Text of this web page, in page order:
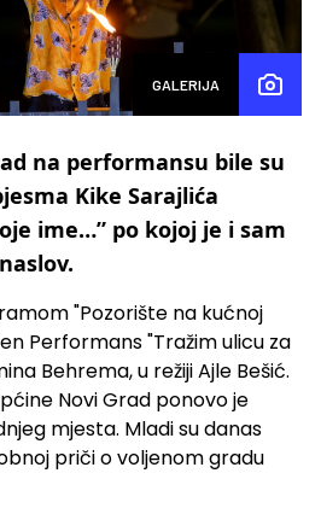
GALERIJA
na performansu bile su
Kike Sarajlića
ime…” po kojoj je i sam
"Pozorište na kućnoj
Performans "Tražim ulicu za
Behrema, u režiji Ajle Bešić.
Novi Grad ponovo je
mjesta. Mladi su danas
priči o voljenom gradu